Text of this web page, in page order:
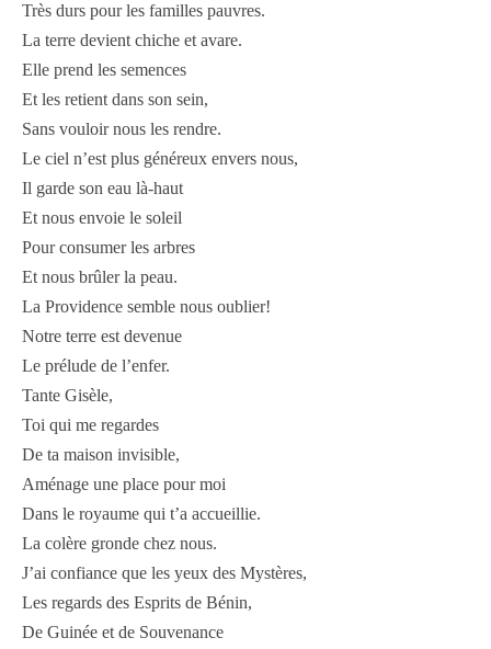
Très durs pour les familles pauvres.
La terre devient chiche et avare.
Elle prend les semences
Et les retient dans son sein,
Sans vouloir nous les rendre.
Le ciel n’est plus généreux envers nous,
Il garde son eau là-haut
Et nous envoie le soleil
Pour consumer les arbres
Et nous brûler la peau.
La Providence semble nous oublier!
Notre terre est devenue
Le prélude de l’enfer.
Tante Gisèle,
Toi qui me regardes
De ta maison invisible,
Aménage une place pour moi
Dans le royaume qui t’a accueillie.
La colère gronde chez nous.
J’ai confiance que les yeux des Mystères,
Les regards des Esprits de Bénin,
De Guinée et de Souvenance